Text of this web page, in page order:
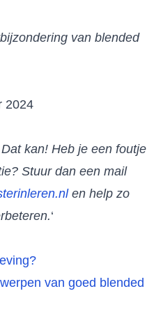
van blended
2024
kan! Heb je een foutje
Stuur dan een mail
en help zo
‘
van goed blended